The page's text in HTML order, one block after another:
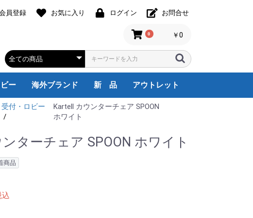
員登録 お気に入り ログイン お問合せ
0 ￥0
1人用
2人用
3人用
4人用
5人用
6人用
8人用
9人用
ネット
ネット
ー
ーブル
ウンジ
海外ブランド
cassina,ixc
Friz Hansen
HILL INTERNATIONAL
Herman Miller
Knoll
Steelcase
USM Haller
Vitra
Wilkhahn
天童木工
その他
新 品
国内ブランド
オフィス全般
受付・ロビー
役員・応接家具
会議・ミーティング
収納・棚
その他
海外ブランド
アウトレット
国内ブランド
オフィス全般
受付ロビー
役員・応接家具
会議室家具
収納・棚
その他
海外ブランド
受付・ロビー
Kartell カウンターチェア SPOON
ホワイト
ターチェア SPOON ホワイト
商品
込